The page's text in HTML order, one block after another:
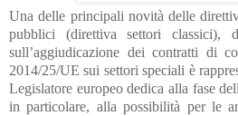
Una delle principali novità delle
pubblici (direttiva settori classici),
sull’aggiudicazione dei contratti di
2014/25/UE sui settori speciali è
Legislatore europeo dedica alla fase
in particolare, alla possibilità per le